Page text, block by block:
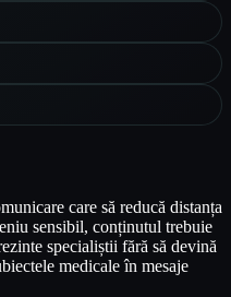
care să reducă distanța
sensibil, conținutul trebuie
specialiștii fără să devină
medicale în mesaje